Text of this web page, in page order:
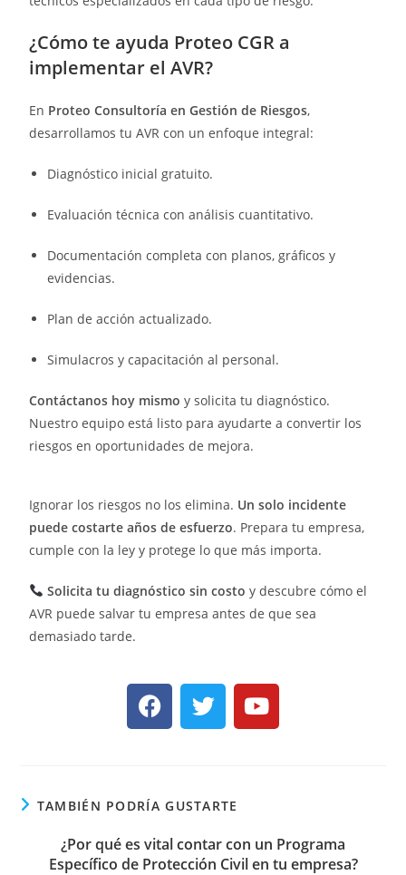
¿Cómo te ayuda Proteo CGR a
implementar el AVR?
En Proteo Consultoría en Gestión de Riesgos,
desarrollamos tu AVR con un enfoque integral:
Diagnóstico inicial gratuito.
Evaluación técnica con análisis cuantitativo.
Documentación completa con planos, gráficos y
evidencias.
Plan de acción actualizado.
Simulacros y capacitación al personal.
Contáctanos hoy mismo y solicita tu diagnóstico.
Nuestro equipo está listo para ayudarte a convertir los
riesgos en oportunidades de mejora.
Ignorar los riesgos no los elimina. Un solo incidente
puede costarte años de esfuerzo. Prepara tu empresa,
cumple con la ley y protege lo que más importa.
Solicita tu diagnóstico sin costo y descubre cómo el
AVR puede salvar tu empresa antes de que sea
demasiado tarde.
TAMBIÉN PODRÍA GUSTARTE
¿Por qué es vital contar con un Programa
Específico de Protección Civil en tu empresa?